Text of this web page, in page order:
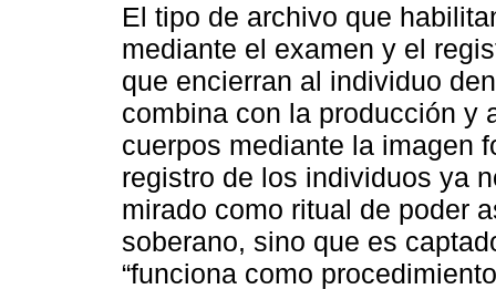
El tipo de archivo que
mediante el examen y el
que encierran al individuo
combina con la producción y
cuerpos mediante la imagen
registro de los individuos ya
mirado como ritual de poder
soberano, sino que es
“funciona como